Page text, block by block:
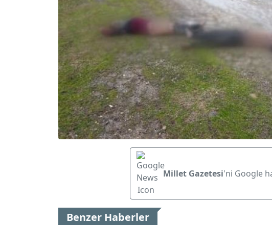
Millet Gazetesi'ni Google
Benzer Haberler